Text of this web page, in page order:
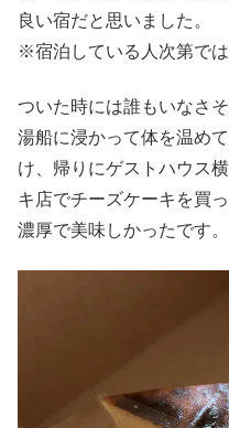
良い宿だと思いました。
※宿泊している人次第で
ついた時には誰もいなさ
湯船に浸かって体を温め
け、帰りにゲストハウス
キ店でチーズケーキを買
濃厚で美味しかったです。